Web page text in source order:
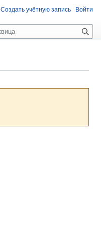
Создать учётную запись Войти